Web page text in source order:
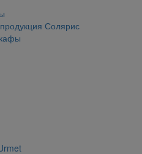
Солярис